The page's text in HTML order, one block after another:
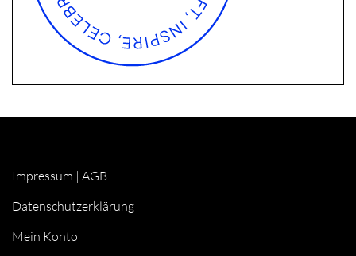
Impressum | AGB
Datenschutzerklärung
Mein Konto